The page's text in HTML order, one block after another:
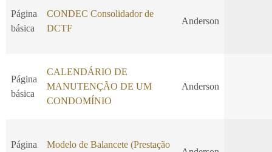
Página
básica
CONDEC Consolidador de
DCTF
Anderson
Página
básica
CALENDÁRIO DE
MANUTENÇÃO DE UM
CONDOMÍNIO
Anderson
Página
Modelo de Balancete (Prestação